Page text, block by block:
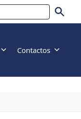
Contactos